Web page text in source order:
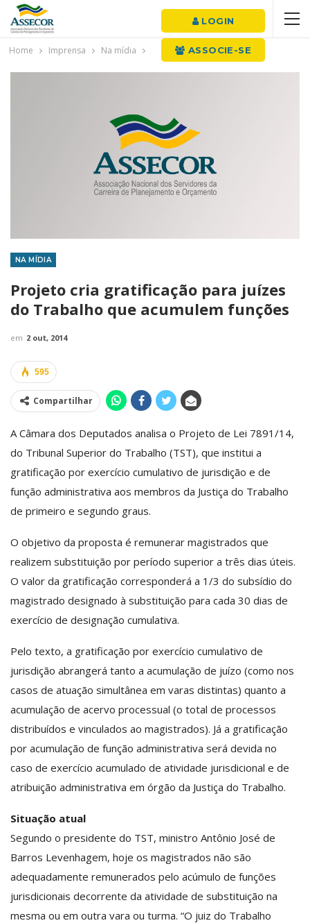
LOGIN
ASSOCIE-SE
Home Imprensa Na mídia
NA MÍDIA
Projeto cria gratificação para juízes
do Trabalho que acumulem funções
em 2 out, 2014
595
Compartilhar
A Câmara dos Deputados analisa o Projeto de Lei 7891/14,
do Tribunal Superior do Trabalho (TST), que institui a
gratificação por exercício cumulativo de jurisdição e de
função administrativa aos membros da Justiça do Trabalho
de primeiro e segundo graus.
O objetivo da proposta é remunerar magistrados que
realizem substituição por período superior a três dias úteis.
O valor da gratificação corresponderá a 1/3 do subsídio do
magistrado designado à substituição para cada 30 dias de
exercício de designação cumulativa.
Pelo texto, a gratificação por exercício cumulativo de
jurisdição abrangerá tanto a acumulação de juízo (como nos
casos de atuação simultânea em varas distintas) quanto a
acumulação de acervo processual (o total de processos
distribuídos e vinculados ao magistrados). Já a gratificação
por acumulação de função administrativa será devida no
caso de exercício acumulado de atividade jurisdicional e de
atribuição administrativa em órgão da Justiça do Trabalho.
Situação atual
Segundo o presidente do TST, ministro Antônio José de
Barros Levenhagem, hoje os magistrados não são
adequadamente remunerados pelo acúmulo de funções
jurisdicionais decorrente da atividade de substituição na
mesma ou em outra vara ou turma. “O juiz do Trabalho